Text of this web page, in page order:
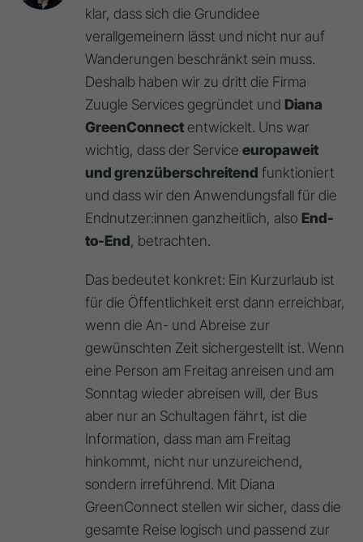
klar, dass sich die Grundidee
verallgemeinern lässt und nicht nur auf
Wanderungen beschränkt sein muss.
Deshalb haben wir zu dritt die Firma
Zuugle Services gegründet und Diana
GreenConnectentwickelt. Uns war
wichtig, dass der Service europaweit
und grenzüberschreitend funktioniert
und dass wir den Anwendungsfall für die
Endnutzer:innen ganzheitlich, also End-
to-End, betrachten.
Das bedeutet konkret: Ein Kurzurlaub ist
für die Öffentlichkeit erst dann erreichbar,
wenn die An- und Abreise zur
gewünschten Zeit sichergestellt ist. Wenn
eine Person am Freitag anreisen und am
Sonntag wieder abreisen will, der Bus
aber nur an Schultagen fährt, ist die
Information, dass man am Freitag
hinkommt, nicht nur unzureichend,
sondern irreführend. Mit Diana
GreenConnect stellen wir sicher, dass die
gesamte Reise logisch und passend zur